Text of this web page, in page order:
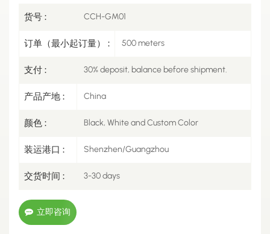
货号 : CCH-GM01
订单（最小起订量） : 500 meters
支付 : 30% deposit, balance before shipment.
产品产地 : China
颜色 : Black, White and Custom Color
装运港口 : Shenzhen/Guangzhou
交货时间 : 3-30 days
立即咨询